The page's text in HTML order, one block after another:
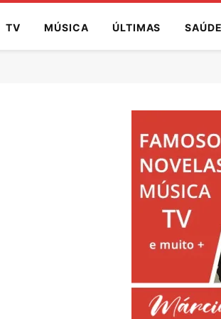
TV MÚSICA ÚLTIMAS SAÚDE